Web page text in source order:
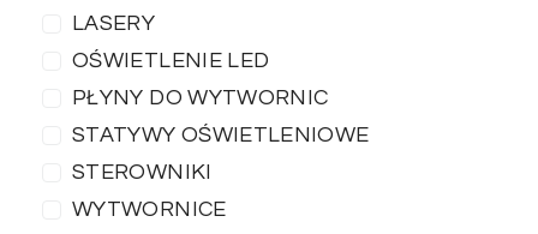
LASERY
OŚWIETLENIE LED
PŁYNY DO WYTWORNIC
STATYWY OŚWIETLENIOWE
STEROWNIKI
WYTWORNICE